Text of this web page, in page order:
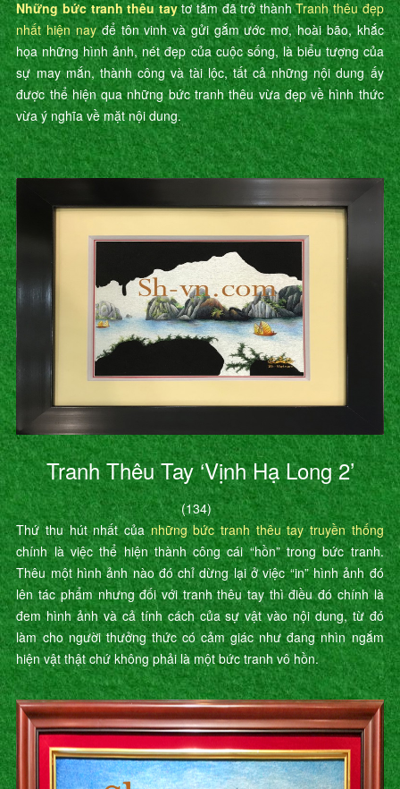
Những bức tranh thêu taytơ tằm đã trở thànhTranh thêu đẹp
nhất hiện nayđể tôn vinh và gửi gắm ước mơ, hoài bão, khắc
họa những hình ảnh, nét đẹp của cuộc sống, là biểu tượng của
sự may mắn, thành công và tài lộc, tất cả những nội dung ấy
được thể hiện qua những bức tranh thêu vừa đẹp về hình thức
vừa ý nghĩa về mặt nội dung.
Tranh Thêu Tay ‘Vịnh Hạ Long 2’
(134)
Thứ thu hút nhất củanhững bức tranh thêu tay truyền thống
chính là việc thể hiện thành công cái “hồn” trong bức tranh.
Thêu một hình ảnh nào đó chỉ dừng lại ở việc “in” hình ảnh đó
lên tác phẩm nhưng đối với tranh thêu tay thì điều đó chính là
đem hình ảnh và cả tính cách của sự vật vào nội dung, từ đó
làm cho người thưởng thức có cảm giác như đang nhìn ngắm
hiện vật thật chứ không phải là một bức tranh vô hồn.